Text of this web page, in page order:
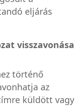
eljárás
visszavonása
történő
az
küldött vagy